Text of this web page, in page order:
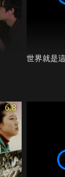
世界就是
6.8